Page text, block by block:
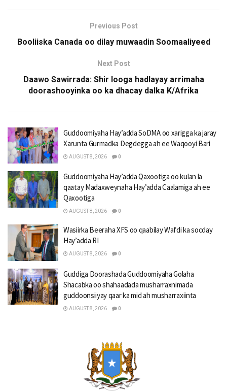
Previous Post
Booliiska Canada oo dilay muwaadin Soomaaliyeed
Next Post
Daawo Sawirrada: Shir looga hadlayay arrimaha
doorashooyinka oo ka dhacay dalka K/Afrika
Guddoomiyaha Hay’adda SoDMA oo xarigga ka jaray
Xarunta Gurmadka Degdegga ah ee Waqooyi Bari
AUGUST 8, 2026 0
Guddoomiyaha Hay’adda Qaxootiga oo kulan la
qaatay Madaxweynaha Hay’adda Caalamiga ah ee
Qaxootiga
AUGUST 8, 2026 0
Wasiirka Beeraha XFS oo qaabilay Wafdi ka socday
Hay’adda RI
AUGUST 8, 2026 0
Guddiga Doorashada Guddoomiyaha Golaha
Shacabka oo shahaadada musharraxnimada
guddoonsiiyay qaar ka mid ah musharraxiinta
AUGUST 8, 2026 0